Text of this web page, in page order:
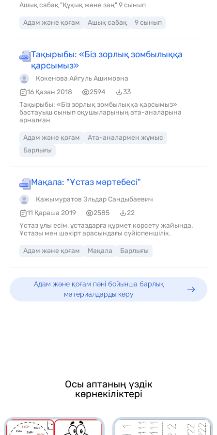
Ашық сабақ "Құқық және заң" 9 сынып
Адам және қоғам Ашық сабақ 9 сынып
Тақырыбы: «Біз зорлық зомбылыққа
қарсымыз»
Кокенова Айгуль Ашимовна
16 Қазан 2018
2594
33
Тақырыбы: «Біз зорлық зомбылыққа қарсымыз»
бастауыш сынып оқушыларының ата-аналарына
арналған
Адам және қоғам
Ата-аналармен жұмыс
Барлығы
Мақала: "Ұстаз мәртебесі"
Кажымуратов Эльдар Сандыбаевич
11 Қараша 2019
2585
22
Ұстаз ұлы есім, ұстаздарға құрмет көрсету жайында.
Ұстазы мен шәкірт арасындағы сүйіспеншілік.
Адам және қоғам Мақала Барлығы
Адам және қоғам пәні бойынша барлық
материалдарды көру
Осы аптаның үздік
көрнекіліктері